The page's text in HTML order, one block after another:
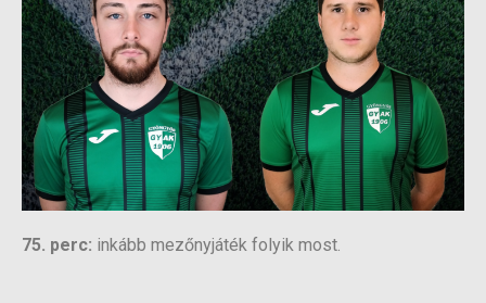
75. perc: inkább mezőnyjáték folyik most.